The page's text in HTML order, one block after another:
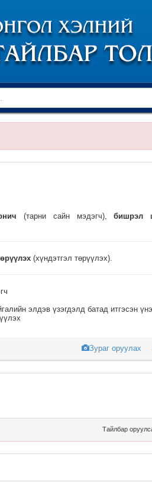
(тарни сайн мэдэгч),бишрэл
(хүндэтгэл төрүүлэх).
элдэв үзэгдэлд батад итгэсэн
Зураг оруулах
Тайлбар